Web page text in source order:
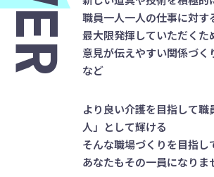
職員一人一人の仕事に対す
最大限発揮していただくた
意見が伝えやすい関係づく
など
より良い介護を目指して職
人」として輝ける
そんな職場づくりを目指し
あなたもその一員になりま